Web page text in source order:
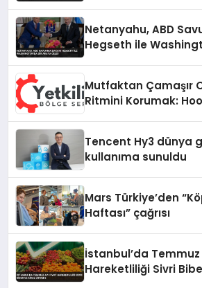
Netanyahu, ABD
Hegseth ile
Mutfaktan Çamaşır
Ritmini Korumak:
Tencent Hy3 dünya
kullanıma sunuldu
Mars Türkiye’den
Haftası” çağrısı
İstanbul’da Temmuz
Hareketliliği Sivri